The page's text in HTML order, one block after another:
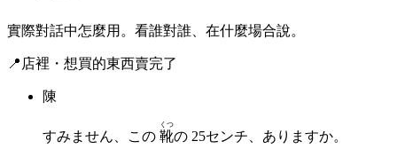
實際對話中怎麼用。看誰對誰、在什麼場合說。
📍 店裡・想買的東西賣完了
陳
すみません、この 靴
くつ
の 25センチ、ありますか。